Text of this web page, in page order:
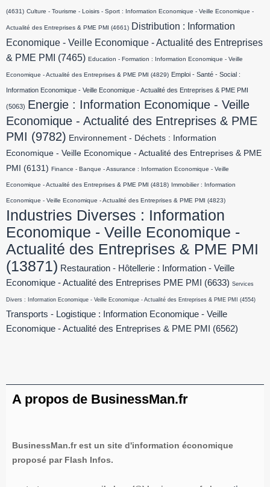
(4631) Culture - Tourisme - Loisirs - Sport : Information Economique - Veille Economique -
Actualité des Entreprises & PME PMI (4661) Distribution : Information
Economique - Veille Economique - Actualité des Entreprises
& PME PMI
(7465) Education - Formation : Information Economique - Veille
Economique - Actualité des Entreprises & PME PMI (4829) Emploi - Santé - Social :
Information Economique - Veille Economique - Actualité des Entreprises & PME PMI
(5063) Energie : Information Economique - Veille
Economique - Actualité des Entreprises & PME
PMI (9782) Environnement - Déchets : Information
Economique - Veille Economique - Actualité des Entreprises & PME
PMI
(6131) Finance - Banque - Assurance : Information Economique - Veille
Economique - Actualité des Entreprises & PME PMI (4818) Immobilier : Information
Economique - Veille Economique - Actualité des Entreprises & PME PMI (4823)
Industries Diverses : Information
Economique - Veille Economique -
Actualité des Entreprises & PME PMI
(13871) Restauration - Hôtellerie : Information - Veille
Economique - Actualité des Entreprises PME PMI
(6633) Services
Divers : Information Economique - Veille Economique - Actualité des Entreprises & PME PMI (4554)
Transports - Logistique : Information Economique - Veille
Economique - Actualité des Entreprises & PME PMI
(6562)
A propos de BusinessMan.fr
BusinessMan.fr est un site d'information économique
proposé par Flash Infos.